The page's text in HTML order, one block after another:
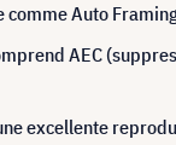
Auto
AEC
excellente